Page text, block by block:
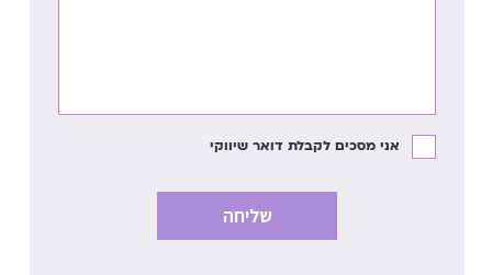
אני מסכים לקבלת דואר שיווקי